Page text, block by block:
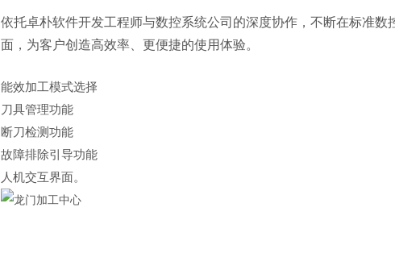
依托卓朴软件开发工程师与数控系统公司的深度协作，不断在标准
面，为客户创造高效率、更便捷的使用体验。
能效加工模式选择
刀具管理功能
断刀检测功能
故障排除引导功能
人机交互界面。